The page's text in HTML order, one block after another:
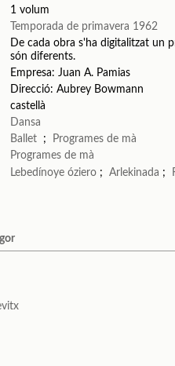
1 volum
Temporada de primavera 1962
De cada obra s'ha digitalitzat un
són diferents.
Empresa: Juan A. Pamias
Direcció: Aubrey Bowmann
castellà
Dansa
Ballet ;
Programes de mà
Programes de mà
Lebedínoye óziero ;Arlekinada ;